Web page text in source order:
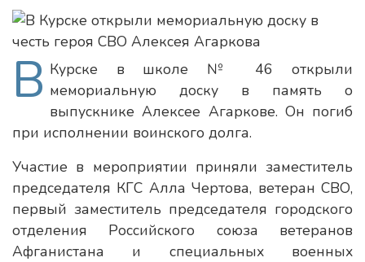
В Курске в школе № 46 открыли
мемориальную доску в память о
выпускнике Алексее Агаркове. Он погиб
при исполнении воинского долга.
Участие в мероприятии приняли заместитель
председателя КГС Алла Чертова, ветеран СВО,
первый заместитель председателя городского
отделения Российского союза ветеранов
Афганистана и специальных военных